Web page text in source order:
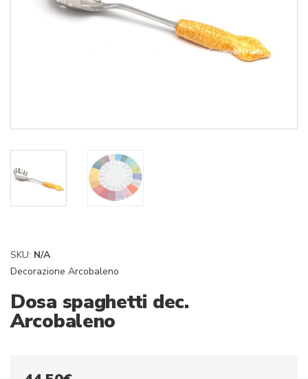
SKU: N/A
Decorazione Arcobaleno
Dosa spaghetti dec.
Arcobaleno